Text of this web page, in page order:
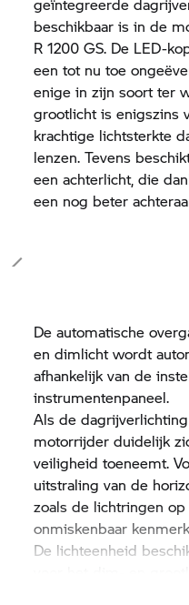
beschikbaar is in de
R 1200 GS. De LED-
een tot nu toe
enige in zijn soort ter
grootlicht is enigszins
krachtige lichtsterkte
lenzen. Tevens
een achterlicht, die
een nog beter
De automatische
en dimlicht wordt
afhankelijk van de
instrumentenpaneel.
Als de
motorrijder duidelijk
veiligheid toeneemt.
uitstraling van de
zoals de lichtringen
onmiskenbaar
De lichteenheid
voor de